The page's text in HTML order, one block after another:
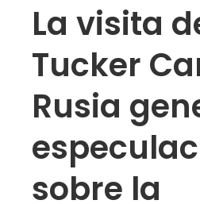
La visita
Tucker
Rusia
sobre la